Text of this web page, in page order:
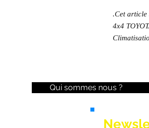
.Cet article
4x4
Qui sommes nous ?